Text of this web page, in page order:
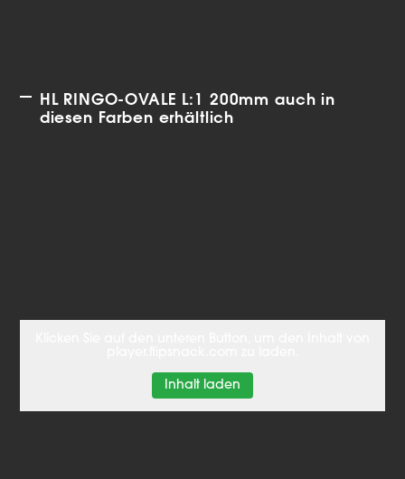
HL RINGO-OVALE L:1 200mm auch in
diesen Farben erhältlich
Inhalt laden